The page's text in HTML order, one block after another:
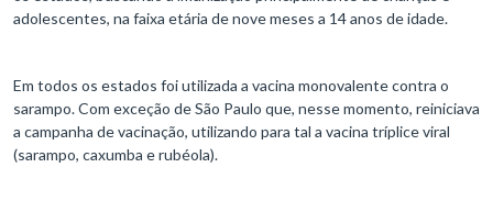
adolescentes, na faixa etária de nove meses a 14 anos de idade.
Em todos os estados foi utilizada a vacina monovalente contra o
sarampo. Com exceção de São Paulo que, nesse momento, reiniciava
a campanha de vacinação, utilizando para tal a vacina tríplice viral
(sarampo, caxumba e rubéola).